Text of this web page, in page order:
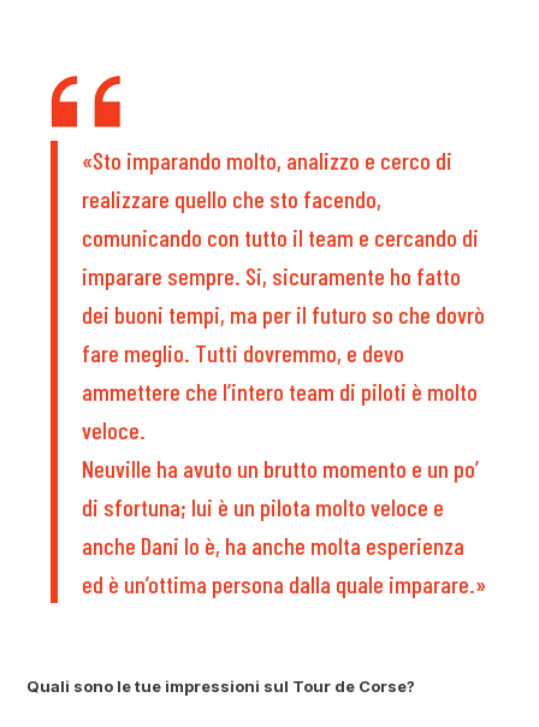
«Sto imparando molto, analizzo e cerco di
realizzare quello che sto facendo,
comunicando con tutto il team e cercando di
imparare sempre. Si, sicuramente ho fatto
dei buoni tempi, ma per il futuro so che dovrò
fare meglio. Tutti dovremmo, e devo
ammettere che l’intero team di piloti è molto
veloce.
Neuville ha avuto un brutto momento e un po’
di sfortuna; lui è un pilota molto veloce e
anche Dani lo è, ha anche molta esperienza
ed è un’ottima persona dalla quale imparare.»
Quali sono le tue impressioni sul Tour de Corse?